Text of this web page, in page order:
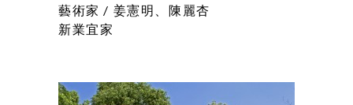
藝術家 / 姜憲明、陳麗杏
新業宜家